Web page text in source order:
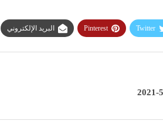
Twitter
Pinterest البريد الإلكتروني